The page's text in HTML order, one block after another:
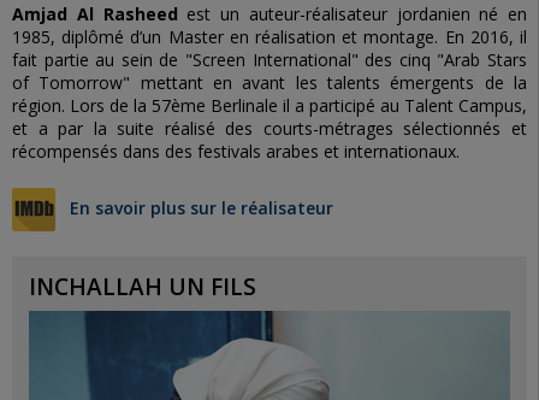
Amjad Al Rasheed est un auteur-réalisateur jordanien né en
1985, diplômé d’un Master en réalisation et montage. En 2016, il
fait partie au sein de "Screen International" des cinq "Arab Stars
of Tomorrow" mettant en avant les talents émergents de la
région. Lors de la 57ème Berlinale il a participé au Talent Campus,
et a par la suite réalisé des courts-métrages sélectionnés et
récompensés dans des festivals arabes et internationaux.
En savoir plus sur le réalisateur
INCHALLAH UN FILS